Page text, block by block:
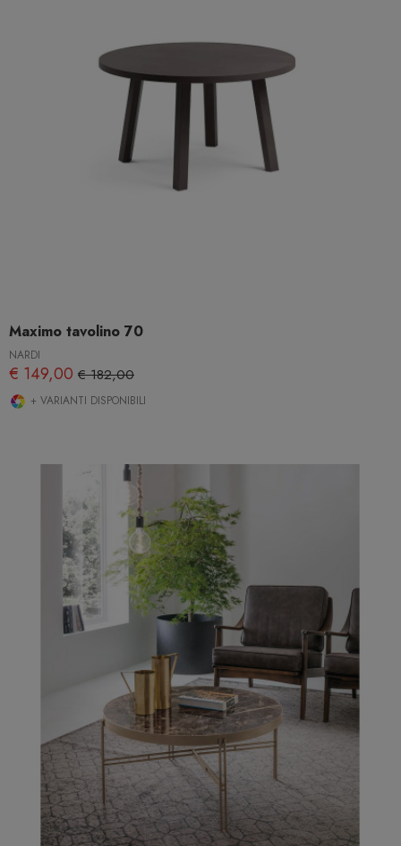
Maximo tavolino 70
NARDI
€ 149,00 € 182,00
+ VARIANTI DISPONIBILI